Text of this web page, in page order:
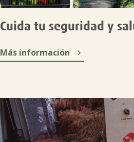
Cuida tu seguridad y
Más información 